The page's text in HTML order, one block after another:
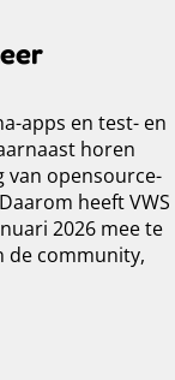
apps en test- en
horen
opensource-
heeft VWS
2026 mee te
de community,